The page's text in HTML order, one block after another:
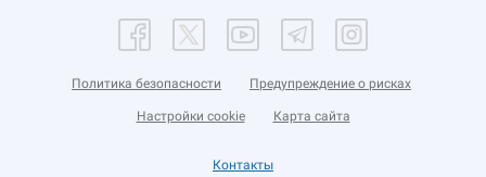
Политика безопасности Предупреждение о рисках
Настройки cookie Карта сайта
Контакты